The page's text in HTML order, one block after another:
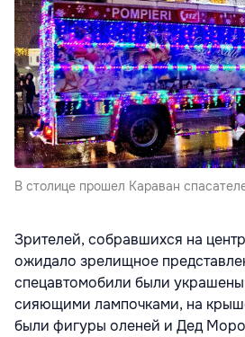
В столице прошел Караван
Зрителей, собравшихся на
ожидало зрелищное
спецавтомобили были
сияющими лампочками, на
были фигуры оленей и Дед